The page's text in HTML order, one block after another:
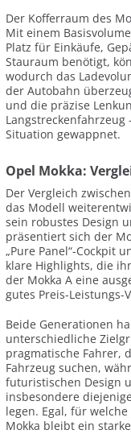
Der Kofferraum des
Mit einem
Platz für Einkäufe,
Stauraum benötigt,
wodurch das
der Autobahn
und die präzise
Situation gewappnet.
Opel Mokka:
Der Vergleich
das Modell
sein robustes Design
präsentiert sich der
„Pure Panel“-Cockpit
klare Highlights, die
der Mokka A eine
gutes Preis-Leistungs-
Beide Generationen
unterschiedliche
pragmatische Fahrer,
Fahrzeug suchen,
futuristischen Design
insbesondere
legen. Egal, für
Mokka bleibt ein